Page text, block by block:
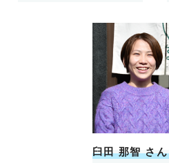
臼田 那智 さん